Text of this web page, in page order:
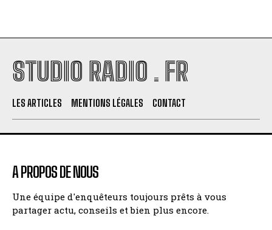
STUDIO RADIO . FR
LES ARTICLES MENTIONS LÉGALES CONTACT
A PROPOS DE NOUS
Une équipe d'enquêteurs toujours prêts à vous
partager actu, conseils et bien plus encore.